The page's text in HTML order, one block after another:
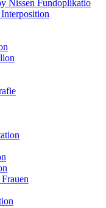
Nissen Fundoplikatio